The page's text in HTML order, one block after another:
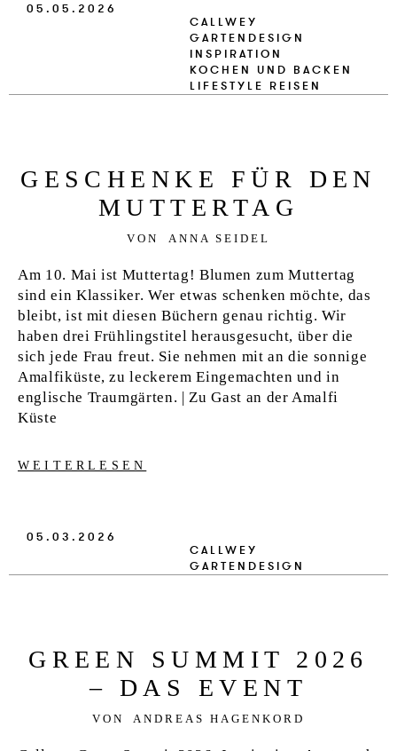
SHOP
05.05.2026
CALLWEY
GARTENDESIGN
INSPIRATION
KOCHEN UND BACKEN
LIFESTYLE REISEN
GE­SCHEN­KE FÜR DEN
MUT­T­ER­TAG
VON ANNA SEIDEL
Am 10. Mai ist Muttertag! Blumen zum Muttertag
sind ein Klassiker. Wer etwas schenken möchte, das
bleibt, ist mit diesen Büchern genau richtig. Wir
haben drei Frühlingstitel herausgesucht, über die
sich jede Frau freut. Sie nehmen mit an die sonnige
Amalfiküste, zu leckerem Eingemachten und in
englische Traumgärten. | Zu Gast an der Amalfi
Küste
WEITERLESEN
05.03.2026
CALLWEY
GARTENDESIGN
GRE­EN SUM­MIT 2026
– DAS EVENT
VON ANDREAS HAGENKORD